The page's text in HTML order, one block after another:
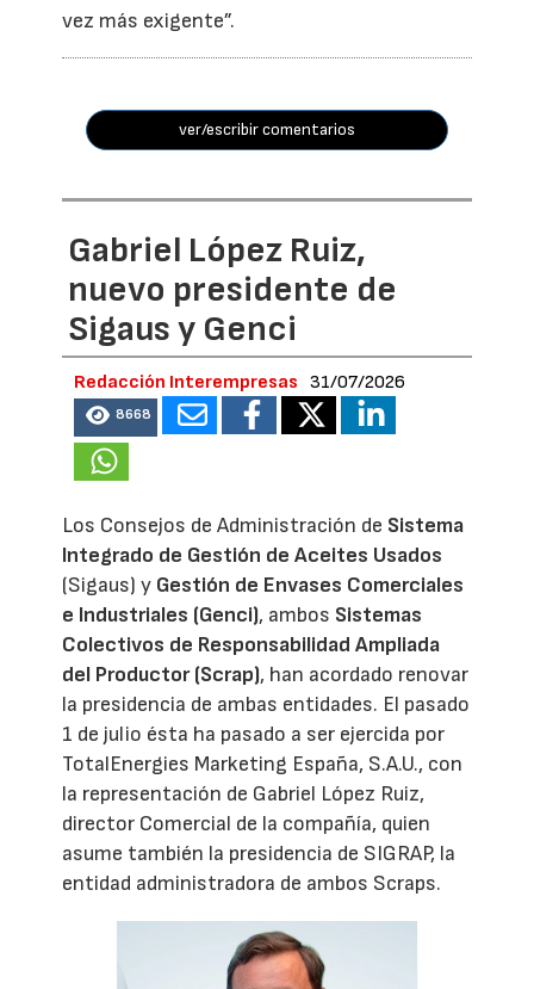
vez más exigente”.
ver/escribir comentarios
Gabriel López Ruiz,
nuevo presidente de
Sigaus y Genci
Redacción Interempresas 31/07/2026
8668
Los Consejos de Administración de Sistema
Integrado de Gestión de Aceites Usados
(Sigaus) y Gestión de Envases Comerciales
e Industriales (Genci), ambos Sistemas
Colectivos de Responsabilidad Ampliada
del Productor (Scrap), han acordado renovar
la presidencia de ambas entidades. El pasado
1 de julio ésta ha pasado a ser ejercida por
TotalEnergies Marketing España, S.A.U., con
la representación de Gabriel López Ruiz,
director Comercial de la compañía, quien
asume también la presidencia de SIGRAP, la
entidad administradora de ambos Scraps.